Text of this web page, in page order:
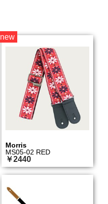
new
Morris
MS05-02 RED
￥2440